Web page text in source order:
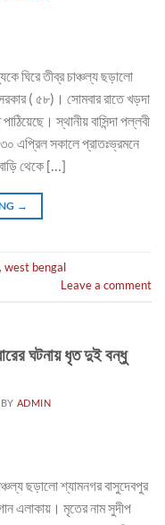
ঘিরে তীব্র চাঞ্চল্য ছড়ালো
( ৫৮)। সোমবার রাতে খড়দা
স্থানীয় বাসিন্দা পল্লবী
৩০ এপ্রিল সকালে প্রাতঃভ্রমনে
থেকে […]
→
, west bengal
Leave a comment
ঘটনায় ধৃত দুই বন্ধু
BY ADMIN
ছড়ালো শ্যামনগর বাসুদেবপুর
এলাকায়। মৃতের নাম সুদীপ